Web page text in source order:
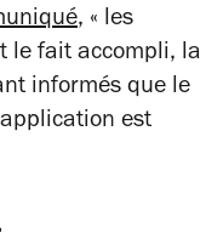
, « les
le fait accompli, la
informés que le
est